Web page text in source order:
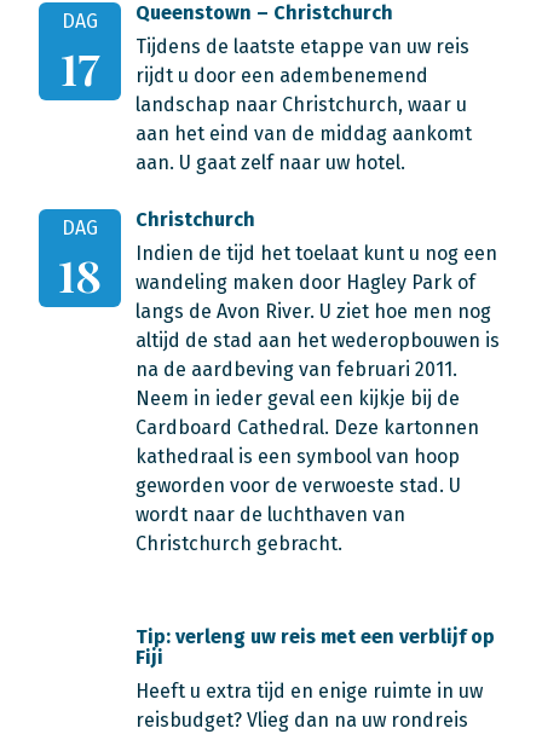
DAG
17
Queenstown – Christchurch
Tijdens de laatste etappe van uw reis
rijdt u door een adembenemend
landschap naar Christchurch, waar u
aan het eind van de middag aankomt
aan. U gaat zelf naar uw hotel.
DAG
18
Christchurch
Indien de tijd het toelaat kunt u nog een
wandeling maken door Hagley Park of
langs de Avon River. U ziet hoe men nog
altijd de stad aan het wederopbouwen is
na de aardbeving van februari 2011.
Neem in ieder geval een kijkje bij de
Cardboard Cathedral. Deze kartonnen
kathedraal is een symbool van hoop
geworden voor de verwoeste stad. U
wordt naar de luchthaven van
Christchurch gebracht.
Tip: verleng uw reis met een verblijf op
Fiji
Heeft u extra tijd en enige ruimte in uw
reisbudget? Vlieg dan na uw rondreis